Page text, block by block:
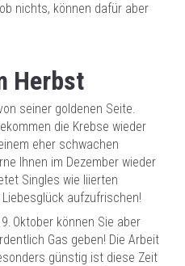
nichts, können dafür aber
Herbst
seiner goldenen Seite.
die Krebse wieder
eher schwachen
Ihnen im Dezember wieder
Singles wie liierten
aufzufrischen!
Oktober können Sie aber
Gas geben! Die Arbeit
günstig ist diese Zeit